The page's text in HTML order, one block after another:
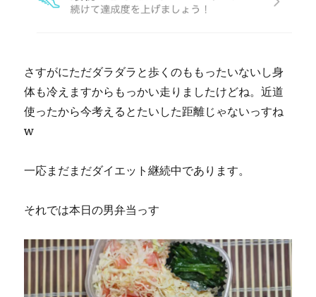
さすがにただダラダラと歩くのももったいないし身
体も冷えますからもっかい走りましたけどね。近道
使ったから今考えるとたいした距離じゃないっすね
w
一応まだまだダイエット継続中であります。
それでは本日の男弁当っす